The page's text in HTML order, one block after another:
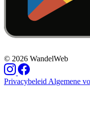
© 2026 WandelWeb
Privacybeleid Algemene